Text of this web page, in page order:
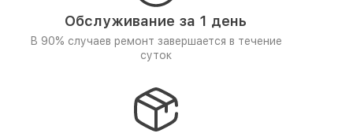
Обслуживание за 1 день
В 90% случаев ремонт завершается в течение
суток